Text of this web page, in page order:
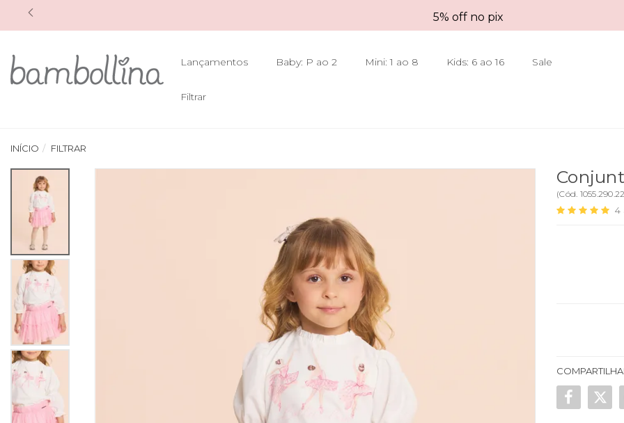
5% off no pix
Lançamentos Baby: P ao 2 Mini: 1 ao 8 Kids: 6 ao 16 Sale
Filtrar
INÍCIO FILTRAR
(Cód.
4